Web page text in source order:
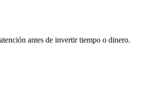
antes de invertir tiempo o dinero.